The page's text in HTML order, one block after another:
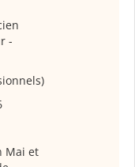
-
Mai et